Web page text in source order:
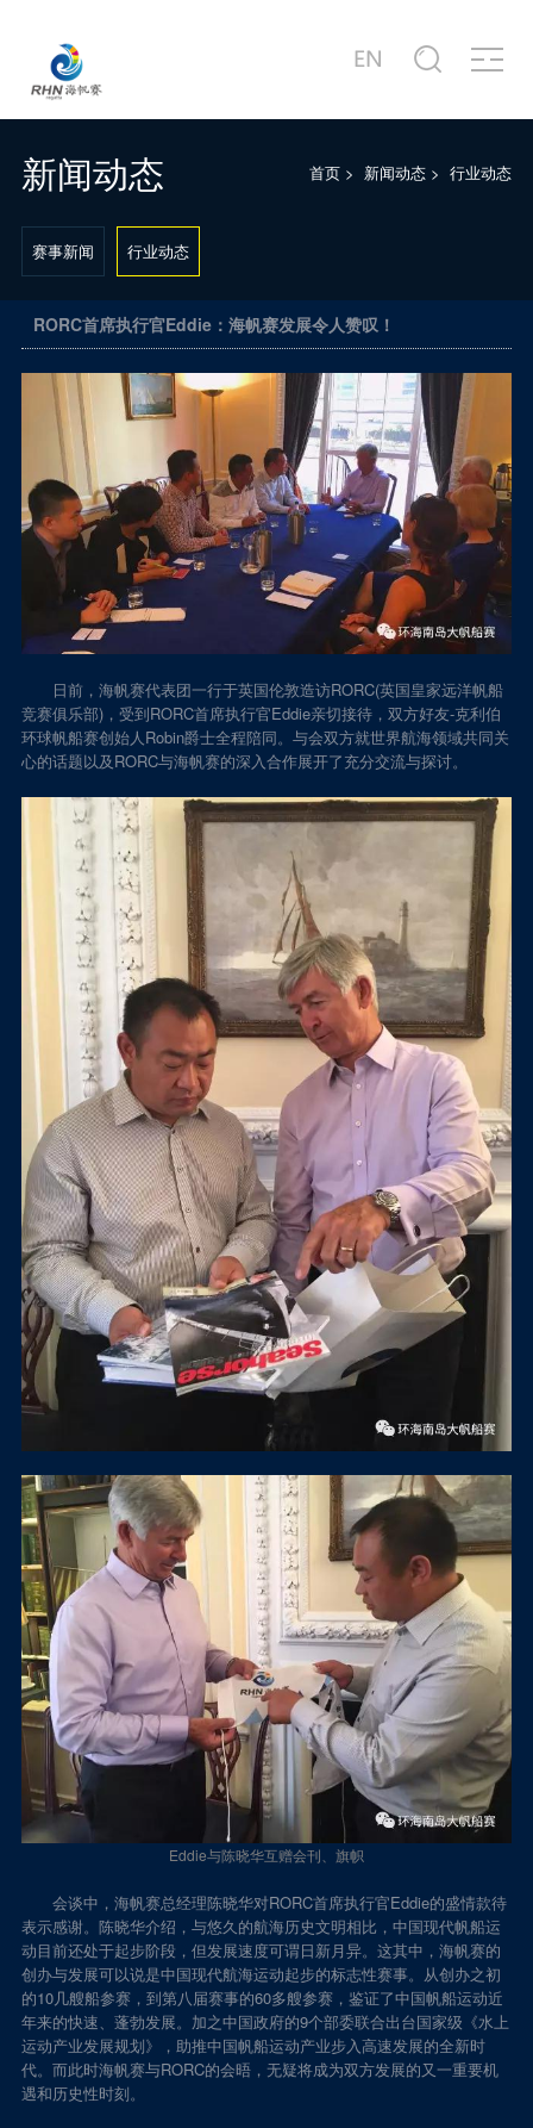
关于赛事
赛事公告
赛事概况
商务合作
合作商家介绍
合作概况
新闻中心
赛事新闻
行业动态
赛事图片
赛事精选
主题活动
赛事视频
赛事专题片
赛事宣传片
服务中心
城市介绍
港口介绍
站点信息
公司简介
发展历程
新闻动态 首页 > 新闻动态 > 行业动态
赛事新闻 行业动态
RORC首席执行官Eddie：海帆赛发展令人赞叹！
日前，海帆赛代表团一行于英国伦敦造访RORC(英国皇家远洋帆船
竞赛俱乐部)，受到RORC首席执行官Eddie亲切接待，双方好友-克利伯
环球帆船赛创始人Robin爵士全程陪同。与会双方就世界航海领域共同关
心的话题以及RORC与海帆赛的深入合作展开了充分交流与探讨。
Eddie与陈晓华互赠会刊、旗帜
会谈中，海帆赛总经理陈晓华对RORC首席执行官Eddie的盛情款待
表示感谢。陈晓华介绍，与悠久的航海历史文明相比，中国现代帆船运
动目前还处于起步阶段，但发展速度可谓日新月异。这其中，海帆赛的
创办与发展可以说是中国现代航海运动起步的标志性赛事。从创办之初
的10几艘船参赛，到第八届赛事的60多艘参赛，鉴证了中国帆船运动近
年来的快速、蓬勃发展。加之中国政府的9个部委联合出台国家级《水上
运动产业发展规划》，助推中国帆船运动产业步入高速发展的全新时
代。而此时海帆赛与RORC的会晤，无疑将成为双方发展的又一重要机
遇和历史性时刻。